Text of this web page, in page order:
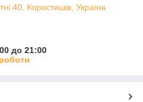
40, Коростишів, Україна
до 21:00